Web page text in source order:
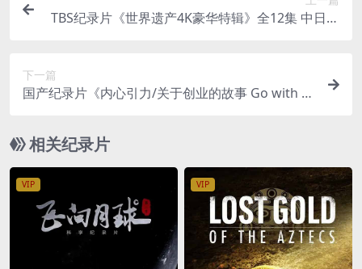
TBS纪录片《世界遗产4K豪华特辑》全12集 中日双
下一篇
国产纪录片《内心引力/关于创业的故事 Go with Y
相关纪录片
VIP VIP